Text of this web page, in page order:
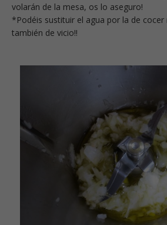
volarán de la mesa, os lo aseguro!
*Podéis sustituir el agua por la de cocer
también de vicio!!